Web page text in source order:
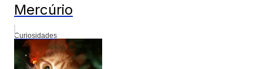
Mercúrio
Curiosidades